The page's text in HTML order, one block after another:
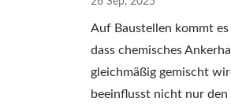
Auf Baustellen kommt es
dass chemisches
gleichmäßig gemischt
beeinflusst nicht nur den